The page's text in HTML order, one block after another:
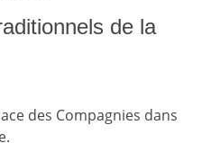
de la
des Compagnies dans